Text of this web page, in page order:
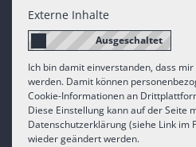
Externe Inhalte
Ich bin damit einverstanden, dass
werden. Damit können
Cookie-Informationen an
Diese Einstellung kann auf der Seite
Datenschutzerklärung (siehe Link im
wieder geändert werden.